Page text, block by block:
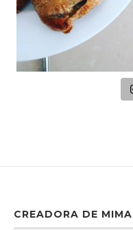
CREADORA DE